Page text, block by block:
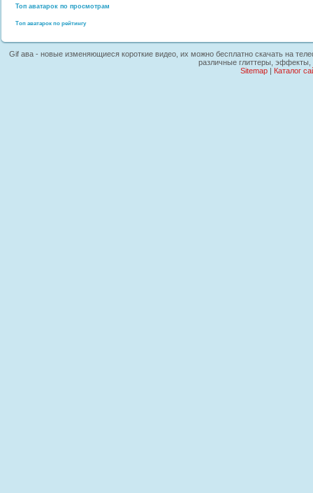
Топ аватарок по просмотрам
Топ аватарок по рейтингу
Gif ава - новые изменяющиеся короткие видео, их можно бесплатно скачать на
различные глиттеры, эффекты,
Sitemap| Каталог